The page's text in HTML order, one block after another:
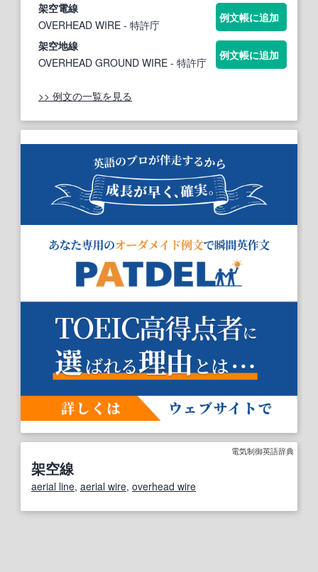
架空電線
OVERHEAD WIRE - 特許庁
例文帳に追加
架空地線
OVERHEAD GROUND WIRE - 特許庁
例文帳に追加
>> 例文の一覧を見る
電気制御英語辞典
架空線
aerial line, aerial wire, overhead wire